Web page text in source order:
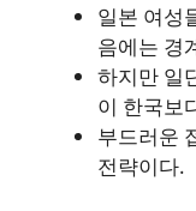
일본 여성
음에는 경
하지만 일
이 한국보
부드러운
전략이다.